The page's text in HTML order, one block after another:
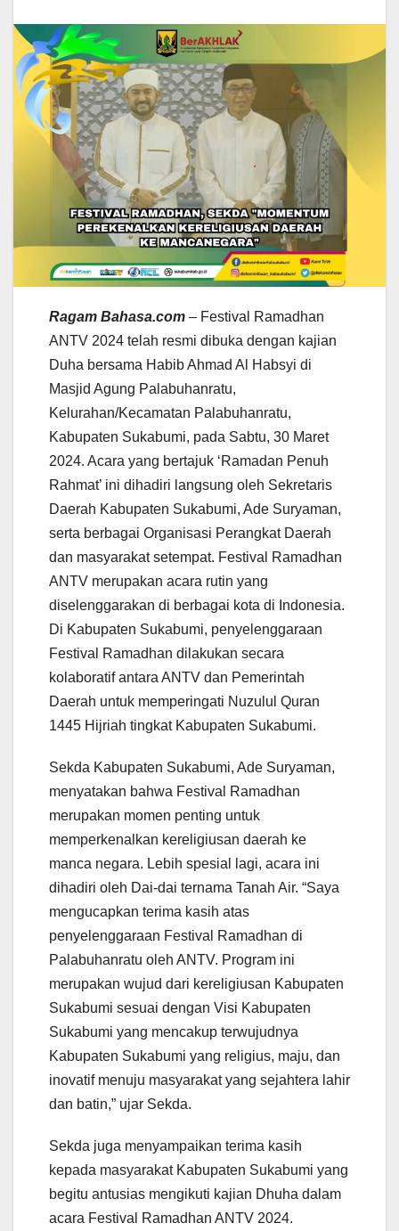
Ragam Bahasa.com – Festival Ramadhan
ANTV 2024 telah resmi dibuka dengan kajian
Duha bersama Habib Ahmad Al Habsyi di
Masjid Agung Palabuhanratu,
Kelurahan/Kecamatan Palabuhanratu,
Kabupaten Sukabumi, pada Sabtu, 30 Maret
2024. Acara yang bertajuk ‘Ramadan Penuh
Rahmat’ ini dihadiri langsung oleh Sekretaris
Daerah Kabupaten Sukabumi, Ade Suryaman,
serta berbagai Organisasi Perangkat Daerah
dan masyarakat setempat. Festival Ramadhan
ANTV merupakan acara rutin yang
diselenggarakan di berbagai kota di Indonesia.
Di Kabupaten Sukabumi, penyelenggaraan
Festival Ramadhan dilakukan secara
kolaboratif antara ANTV dan Pemerintah
Daerah untuk memperingati Nuzulul Quran
1445 Hijriah tingkat Kabupaten Sukabumi.
Sekda Kabupaten Sukabumi, Ade Suryaman,
menyatakan bahwa Festival Ramadhan
merupakan momen penting untuk
memperkenalkan kereligiusan daerah ke
manca negara. Lebih spesial lagi, acara ini
dihadiri oleh Dai-dai ternama Tanah Air. “Saya
mengucapkan terima kasih atas
penyelenggaraan Festival Ramadhan di
Palabuhanratu oleh ANTV. Program ini
merupakan wujud dari kereligiusan Kabupaten
Sukabumi sesuai dengan Visi Kabupaten
Sukabumi yang mencakup terwujudnya
Kabupaten Sukabumi yang religius, maju, dan
inovatif menuju masyarakat yang sejahtera lahir
dan batin,” ujar Sekda.
Sekda juga menyampaikan terima kasih
kepada masyarakat Kabupaten Sukabumi yang
begitu antusias mengikuti kajian Dhuha dalam
acara Festival Ramadhan ANTV 2024.